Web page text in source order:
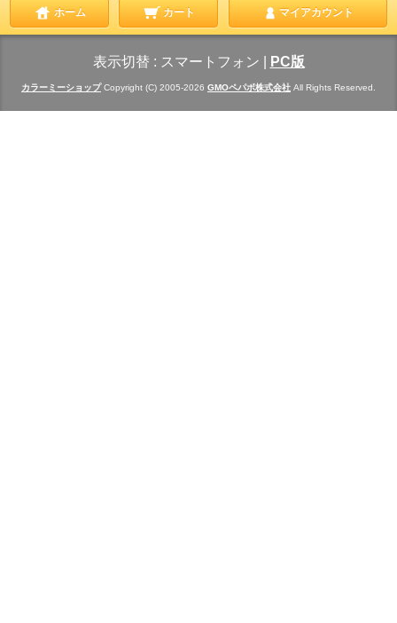
ホーム カート マイアカウント
表示切替 : スマートフォン PC版
カラーミーショップ Copyright (C) 2005-2026 GMOペパボ株式会社 All Rights Reserved.